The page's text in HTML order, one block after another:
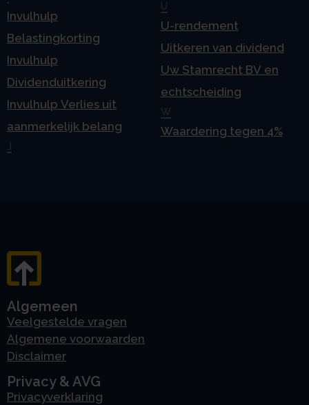
Invulhulp
Belastingkorting
Invulhulp
Dividenduitkering
Invulhulp Verlies uit
aanmerkelijk belang
U
U-rendement
Uitkeren van dividend
Uw Stamrecht BV en
echtscheiding
W
Waardering tegen 4%
Algemeen
Veelgestelde vragen
Algemene voorwaarden
Disclaimer
Privacy & AVG
Privacyverklaring